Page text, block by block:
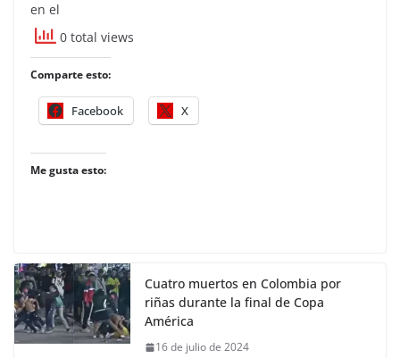
en el
0 total views
Comparte esto:
Facebook X
Me gusta esto:
Cuatro muertos en Colombia por
riñas durante la final de Copa
América
16 de julio de 2024